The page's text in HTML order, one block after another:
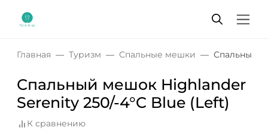
Главная Туризм Спальные мешки Спальный
Спальный мешок Highlander
Serenity 250/-4°C Blue (Left)
К сравнению